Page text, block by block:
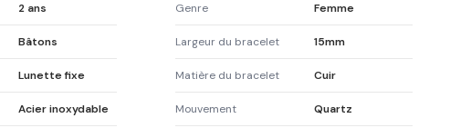
2 ans Genre Femme
Bâtons Largeur du bracelet 15mm
Lunette fixe Matière du bracelet Cuir
Acier inoxydable Mouvement Quartz